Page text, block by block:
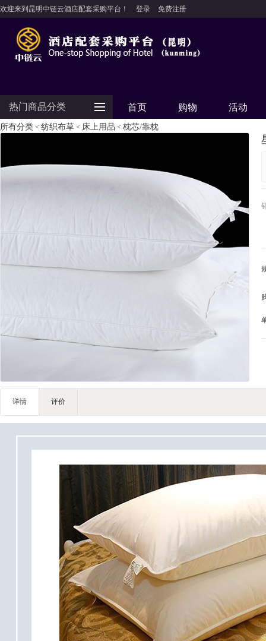
欢迎来到昆明中链云酒店配套采购平台！ 登录 免费注册
热门商品分类 首页 购物 活动
客房用品
清洁设备
食品饮料
礼品团购
企业服务
所有分类 < 纺织布草 < 床上用品 < 枕芯/靠枕
详情 评价